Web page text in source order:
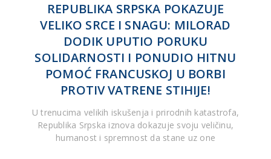
REPUBLIKA SRPSKA POKAZUJE
VELIKO SRCE I SNAGU: MILORAD
DODIK UPUTIO PORUKU
SOLIDARNOSTI I PONUDIO HITNU
POMOĆ FRANCUSKOJ U BORBI
PROTIV VATRENE STIHIJE!
U trenucima velikih iskušenja i prirodnih katastrofa,
Republika Srpska iznova dokazuje svoju veličinu,
humanost i spremnost da stane uz one